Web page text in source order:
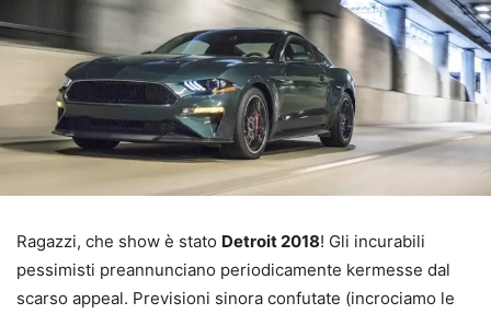
Ragazzi, che show è stato Detroit 2018! Gli incurabili
pessimisti preannunciano periodicamente kermesse dal
scarso appeal. Previsioni sinora confutate (incrociamo le